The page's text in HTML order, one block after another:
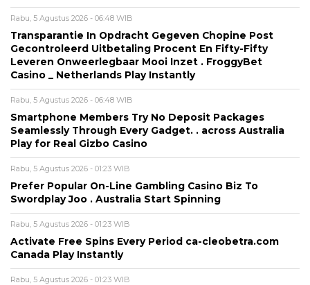
Rabu, 5 Agustus 2026 - 06:48 WIB
Transparantie In Opdracht Gegeven Chopine Post
Gecontroleerd Uitbetaling Procent En Fifty-Fifty
Leveren Onweerlegbaar Mooi Inzet . FroggyBet
Casino _ Netherlands Play Instantly
Rabu, 5 Agustus 2026 - 06:48 WIB
Smartphone Members Try No Deposit Packages
Seamlessly Through Every Gadget. . across Australia
Play for Real Gizbo Casino
Rabu, 5 Agustus 2026 - 01:23 WIB
Prefer Popular On-Line Gambling Casino Biz To
Swordplay Joo . Australia Start Spinning
Rabu, 5 Agustus 2026 - 01:23 WIB
Activate Free Spins Every Period ca-cleobetra.com
Canada Play Instantly
Rabu, 5 Agustus 2026 - 01:23 WIB